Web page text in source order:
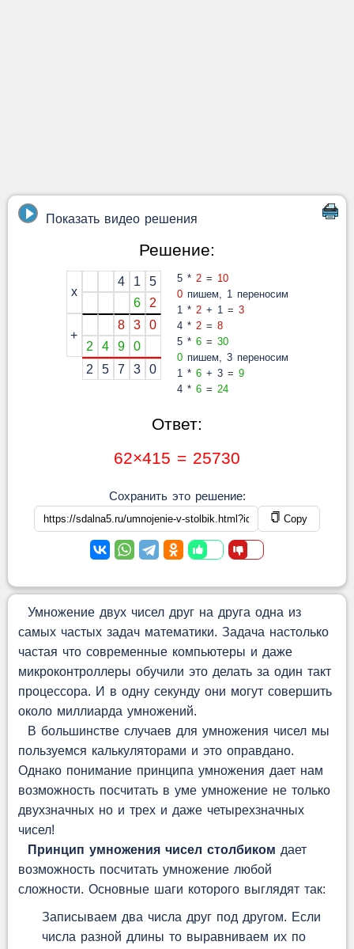
Показать видео решения
Решение:
x
4 1
5
6
2
+
8 3
0
2
4 9
0
2
5 7 3 0
5 * 2= 10
0пишем, 1 переносим
1 * 2+ 1 = 3
4 * 2= 8
5 * 6= 30
0пишем, 3 переносим
1 * 6+ 3 = 9
4 * 6= 24
Ответ:
62×415 = 25730
Сохранить это решение:
Copy
Умножение двух чисел друг на друга одна из
самых частых задач математики. Задача настолько
частая что современные компьютеры и даже
микроконтроллеры обучили это делать за один такт
процессора. И в одну секунду они могут совершить
около миллиарда умножений.
В большинстве случаев для умножения чисел мы
пользуемся калькуляторами и это оправдано.
Однако понимание принципа умножения дает нам
возможность посчитать в уме умножение не только
двухзначных но и трех и даже четырехзначных
чисел!
Принцип умножения чисел столбиком дает
возможность посчитать умножение любой
сложности. Основные шаги которого выглядят так:
Записываем два числа друг под другом. Если
числа разной длины то выравниваем их по